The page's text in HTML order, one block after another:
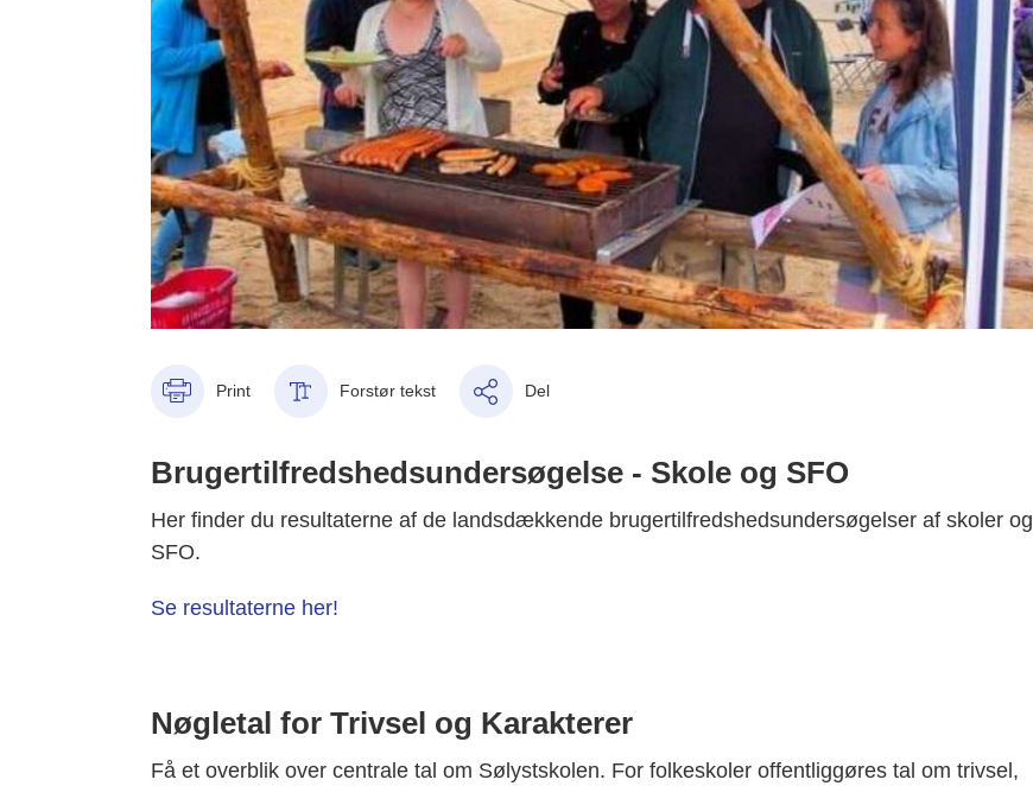
Print Forstør tekst Del
Brugertilfredshedsundersøgelse - Skole og SFO
Her finder du resultaterne af de landsdækkende brugertilfredshedsundersøgelser af skoler og
SFO.
Se resultaterne her!
Nøgletal for Trivsel og Karakterer
Få et overblik over centrale tal om Sølystskolen. For folkeskoler offentliggøres tal om trivsel,